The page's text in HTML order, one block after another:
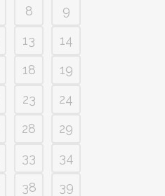
8
9
13
14
18
19
23
24
28
29
33
34
38
39